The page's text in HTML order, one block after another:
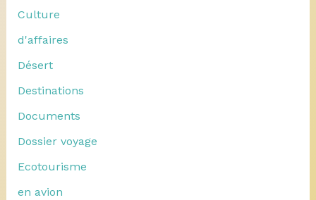
Culture
d'affaires
Désert
Destinations
Documents
Dossier voyage
Ecotourisme
en avion